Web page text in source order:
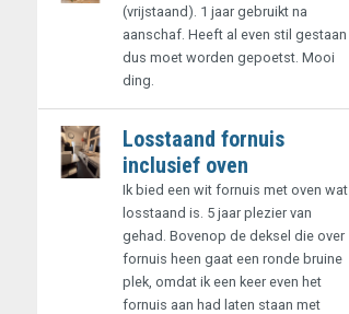
(vrijstaand). 1 jaar gebruikt na
aanschaf. Heeft al even stil gestaan
dus moet worden gepoetst. Mooi
ding.
Losstaand fornuis
inclusief oven
Ik bied een wit fornuis met oven wat
losstaand is. 5 jaar plezier van
gehad. Bovenop de deksel die over
fornuis heen gaat een ronde bruine
plek, omdat ik een keer even het
fornuis aan had laten staan met